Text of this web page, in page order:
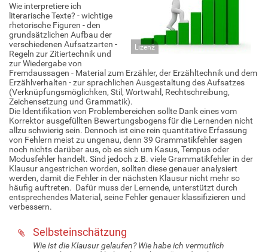
Lizenz
Wie interpretiere ich
literarische Texte? - wichtige
rhetorische Figuren - den
grundsätzlichen Aufbau der
verschiedenen Aufsatzarten -
Regeln zur Zitiertechnik und
zur Wiedergabe von
Fremdaussagen - Material zum Erzähler, der Erzähltechnik und dem
Erzählverhalten - zur sprachlichen Ausgestaltung des Aufsatzes
(Verknüpfungsmöglichken, Stil, Wortwahl, Rechtschreibung,
Zeichensetzung und Grammatik).
Die Identifikation von Problembereichen sollte Dank eines vom
Korrektor ausgefüllten Bewertungsbogens für die Lernenden nicht
allzu schwierig sein. Dennoch ist eine rein quantitative Erfassung
von Fehlern meist zu ungenau, denn 39 Grammatikfehler sagen
noch nichts darüber aus, ob es sich um Kasus, Tempus oder
Modusfehler handelt. Sind jedoch z.B. viele Grammatikfehler in der
Klausur angestrichen worden, sollten diese genauer analysiert
werden, damit die Fehler in der nächsten Klausur nicht mehr so
häufig auftreten. Dafür muss der Lernende, unterstützt durch
entsprechendes Material, seine Fehler genauer klassifizieren und
verbessern.
Selbsteinschätzung
Wie ist die Klausur gelaufen? Wie habe ich vermutlich